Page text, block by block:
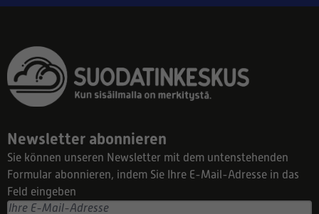
Newsletter abonnieren
Sie können unseren Newsletter mit dem untenstehenden
Formular abonnieren, indem Sie Ihre E-Mail-Adresse in das
Feld eingeben